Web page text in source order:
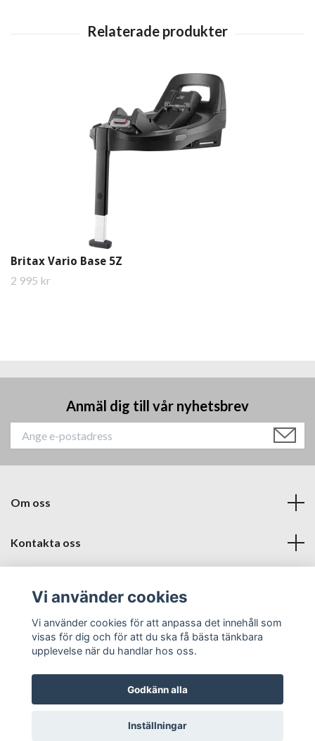
Britax Vario Base 5Z
2 995 kr
Anmäl dig till vår nyhetsbrev
Om oss
Kontakta oss
Sociala medier
© 2026 Babyproffsen Halmstad
Vi använder cookies
Vi använder cookies för att anpassa det innehåll som
visas för dig och för att du ska få bästa tänkbara
upplevelse när du handlar hos oss.
Godkänn alla
Inställningar